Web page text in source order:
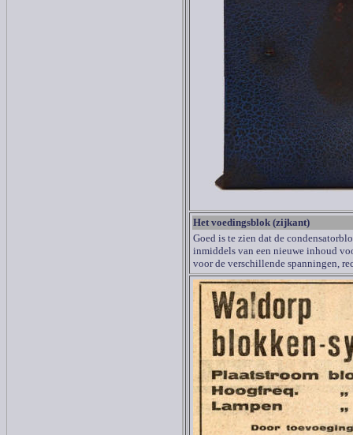
Het voedingsblok (zijkant)
Goed is te zien dat de
inmiddels van een nieuwe inhoud
voor de verschillende spanningen,